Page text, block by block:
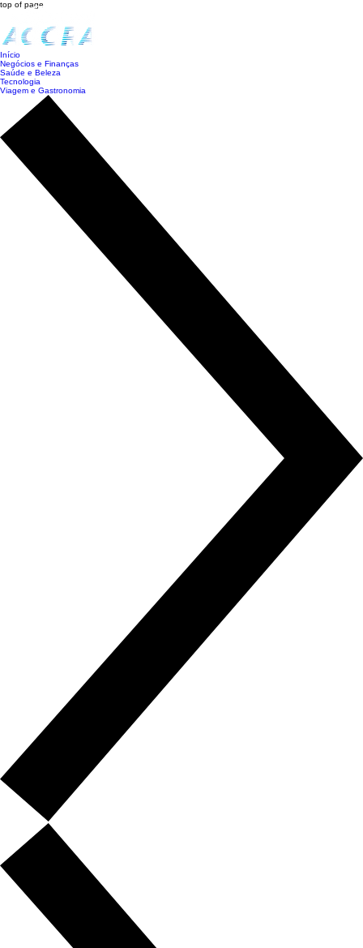
top of page
Início
Negócios e Finanças
Saúde e Beleza
Tecnologia
Viagem e Gastronomia